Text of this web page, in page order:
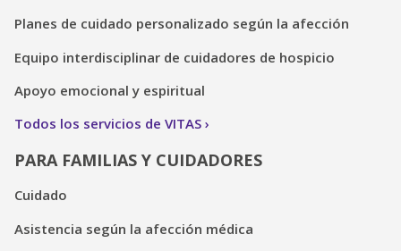
Planes de cuidado personalizado según la afección
Equipo interdisciplinar de cuidadores de hospicio
Apoyo emocional y espiritual
Todos los servicios de VITAS
PARA FAMILIAS Y CUIDADORES
Cuidado
Asistencia según la afección médica